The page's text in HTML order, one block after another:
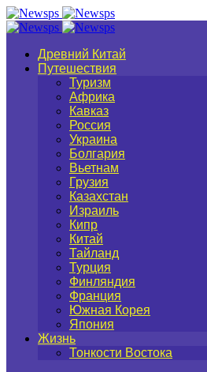
Древний Китай
Путешествия
Туризм
Африка
Кавказ
Россия
Украина
Болгария
Вьетнам
Грузия
Казахстан
Израиль
Кипр
Китай
Тайланд
Турция
Финляндия
Франция
Южная Корея
Япония
Жизнь
Тонкости Востока